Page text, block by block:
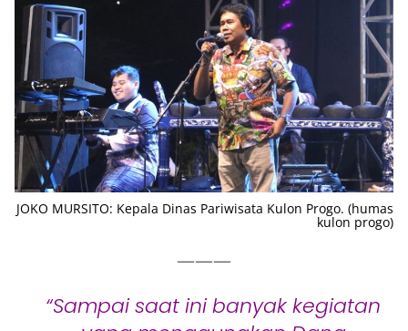
JOKO MURSITO: Kepala Dinas Pariwisata Kulon Progo. (humas
kulon progo)
———
“Sampai saat ini banyak kegiatan